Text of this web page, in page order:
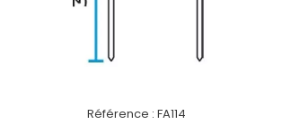
Référence : FA114